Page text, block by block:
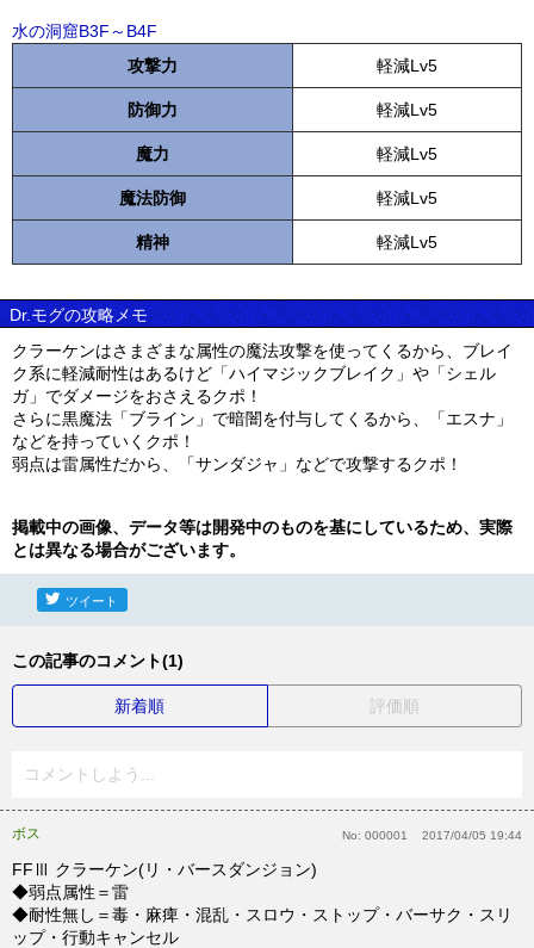
水の洞窟B3F～B4F
攻撃力
軽減Lv5
防御力 軽減Lv5
魔力 軽減Lv5
魔法防御 軽減Lv5
精神 軽減Lv5
Dr.モグの攻略メモ
クラーケンはさまざまな属性の魔法攻撃を使ってくるから、ブレイ
ク系に軽減耐性はあるけど「ハイマジックブレイク」や「シェル
ガ」でダメージをおさえるクポ！
さらに黒魔法「ブライン」で暗闇を付与してくるから、「エスナ」
などを持っていくクポ！
弱点は雷属性だから、「サンダジャ」などで攻撃するクポ！
掲載中の画像、データ等は開発中のものを基にしているため、実際
とは異なる場合がございます。
ツイート
この記事のコメント(1)
新着順 評価順
コメントしよう...
ボス No: 000001 2017/04/05 19:44
FFⅢ クラーケン(リ・バースダンジョン)
◆弱点属性＝雷
◆耐性無し＝毒・麻痺・混乱・スロウ・ストップ・バーサク・スリ
ップ・行動キャンセル